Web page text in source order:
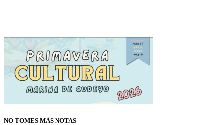
NO TOMES MÁS NOTAS